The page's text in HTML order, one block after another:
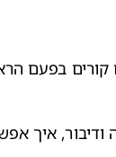
בפעם
ודיבור, איך